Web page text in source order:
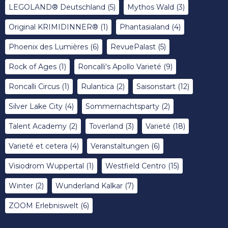
LEGOLAND® Deutschland (5) Mythos Wald (3)
Original KRIMIDINNER® (1) Phantasialand (4)
Phoenix des Lumières (6) RevuePalast (5)
Rock of Ages (1) Roncalli's Apollo Varieté (9)
Roncalli Circus (1) Rulantica (2) Saisonstart (12)
Silver Lake City (4) Sommernachtsparty (2)
Talent Academy (2) Toverland (3) Varieté (18)
Varieté et cetera (4) Veranstaltungen (6)
Visiodrom Wuppertal (1) Westfield Centro (15)
Winter (2) Wunderland Kalkar (7)
ZOOM Erlebniswelt (6)